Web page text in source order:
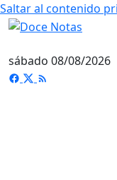
Saltar al contenido
sábado 08/08/2026